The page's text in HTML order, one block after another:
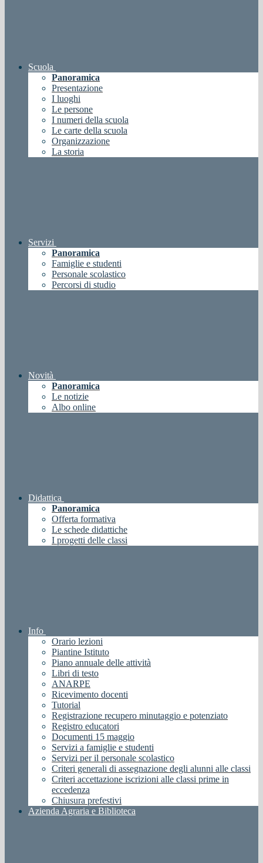
Scuola
Panoramica
Presentazione
I luoghi
Le persone
I numeri della scuola
Le carte della scuola
Organizzazione
La storia
Servizi
Panoramica
Famiglie e studenti
Personale scolastico
Percorsi di studio
Novità
Panoramica
Le notizie
Albo online
Didattica
Panoramica
Offerta formativa
Le schede didattiche
I progetti delle classi
Info
Orario lezioni
Piantine Istituto
Piano annuale delle attività
Libri di testo
ANARPE
Ricevimento docenti
Tutorial
Registrazione recupero minutaggio e potenziato
Registro educatori
Documenti 15 maggio
Servizi a famiglie e studenti
Servizi per il personale scolastico
Criteri generali di assegnazione degli alunni alle classi
Criteri accettazione iscrizioni alle classi prime in
eccedenza
Chiusura prefestivi
Azienda Agraria e Biblioteca